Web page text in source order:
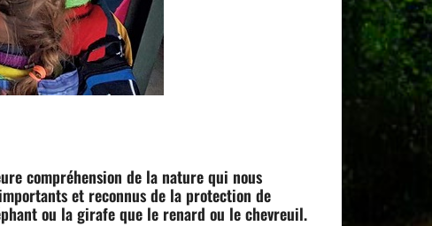
compréhension de la nature qui nous
et reconnus de la protection de
ou la girafe que le renard ou le chevreuil.